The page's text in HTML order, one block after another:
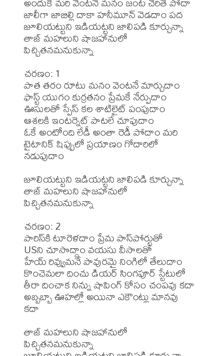
జాలీగా జాబిల్లి దాకా హనీమూన్ వెడదాం పద
జూలియట్టుని ఇడియట్టని జాలిపడి కూర్చున్నా
తాజ్ మహలుని షాజహానులో
పిచ్చితనమనుకున్నా
చరణం: 1
పాత తరం రూటు మనం వెంటనే మార్చుదాం
ఫాస్ట్ యుగం కుర్రతనం ప్రేమకే నేర్పుదాం
ఊసులతో స్పేస్ కల శాటిలైట్ పంపుదాం
ఆశలకి ఇంటర్నెట్ పాటలే చూపుదాం
ఓకే అంటోంది లేడీ అంతా రెడీ పోదాం మరి
టైటానిక్ షిప్పులో ప్రయాణం గోదారిలో
నడుపుదాం
జూలియట్టుని ఇడియట్టని జాలిపడి కూర్చున్నా
తాజ్ మహలుని షాజహానులో
పిచ్చితనమనుకున్నా
చరణం: 2
పారిస్‌కి టూరెళదాం ప్రేమ పాస్‌పోర్టుతో
USని చూసొద్దాం వయసు వీసాలతో
హేయ్ రివ్వుమనే పావురమై నింగిలో తేలుదాం
కొంచెమలా దించు డియర్ సింగపూర్ స్టేటులో
తీరా దించాక నిన్ను షాపింగ్ కోసం చంపవు కదా
అబ్బబ్బా ఊహల్లో అయినా ఎకౌంట్లు మానవు
కదా
తాజ్ మహలుని షాజహానులో
పిచ్చితనమనుకున్నా